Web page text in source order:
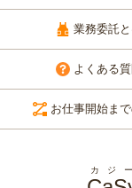
業務委託
よくある
お仕事開始ま
カジー